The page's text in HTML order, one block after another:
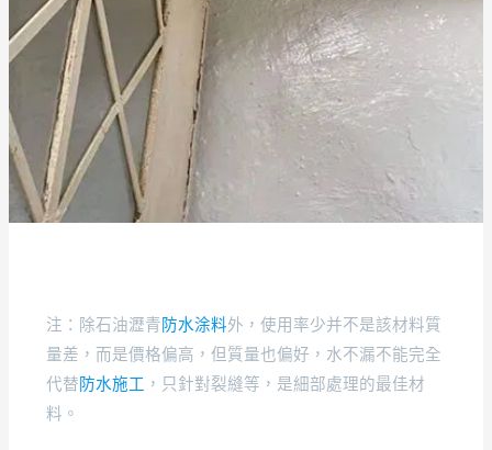
注：除石油瀝青防水涂料外，使用率少并不是該材料質
量差，而是價格偏高，但質量也偏好，水不漏不能完全
代替防水施工 ，只針對裂縫等，是細部處理的最佳材
料。